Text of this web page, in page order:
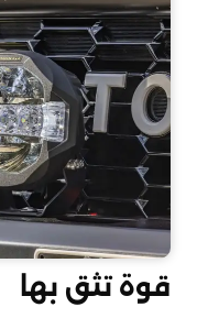
قوة تثق بها